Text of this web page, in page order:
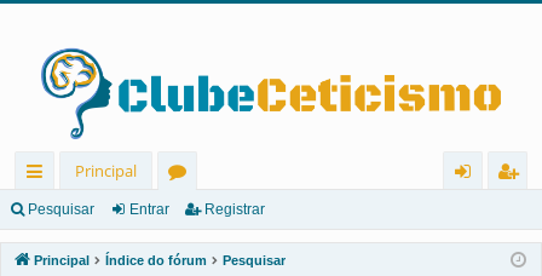
in
ks
Principal
ór
u
ra
ist
Pesquisar Entrar Registrar
Principal Índice do fórum Pesquisar